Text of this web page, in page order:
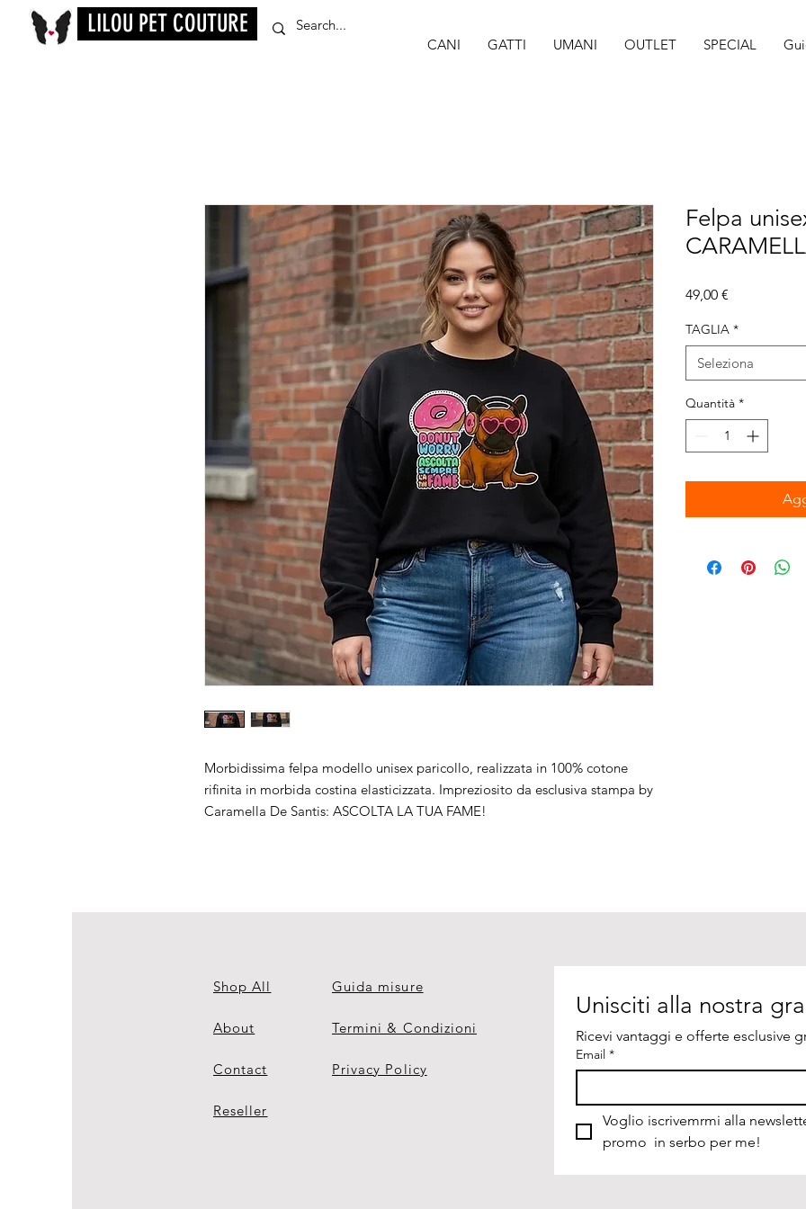
LILOU PET COUTURE
CANI GATTI UMANI OUTLET SPECIAL
Morbidissima felpa modello unisex paricollo, realizzata in 100% cotone
rifinita in morbida costina elasticizzata. Impreziosito da esclusiva stampa by
Caramella De Santis: ASCOLTA LA TUA FAME!
Felpa
49,00 €
TAGLIA *
Seleziona
Quantità *
Shop All
About
Contact
Reseller
Guida misure
Termini & Condizioni
Privacy Policy
Ricevi vantaggi e offerte esclusive
Email *
Voglio iscrivemrmi alla
promo  in serbo per me!